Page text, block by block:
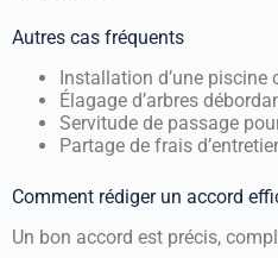
Autres cas fréquents
Installation d’une
Élagage d’arbres
Servitude de passage
Partage de frais
Comment rédiger un accord
Un bon accord est précis,